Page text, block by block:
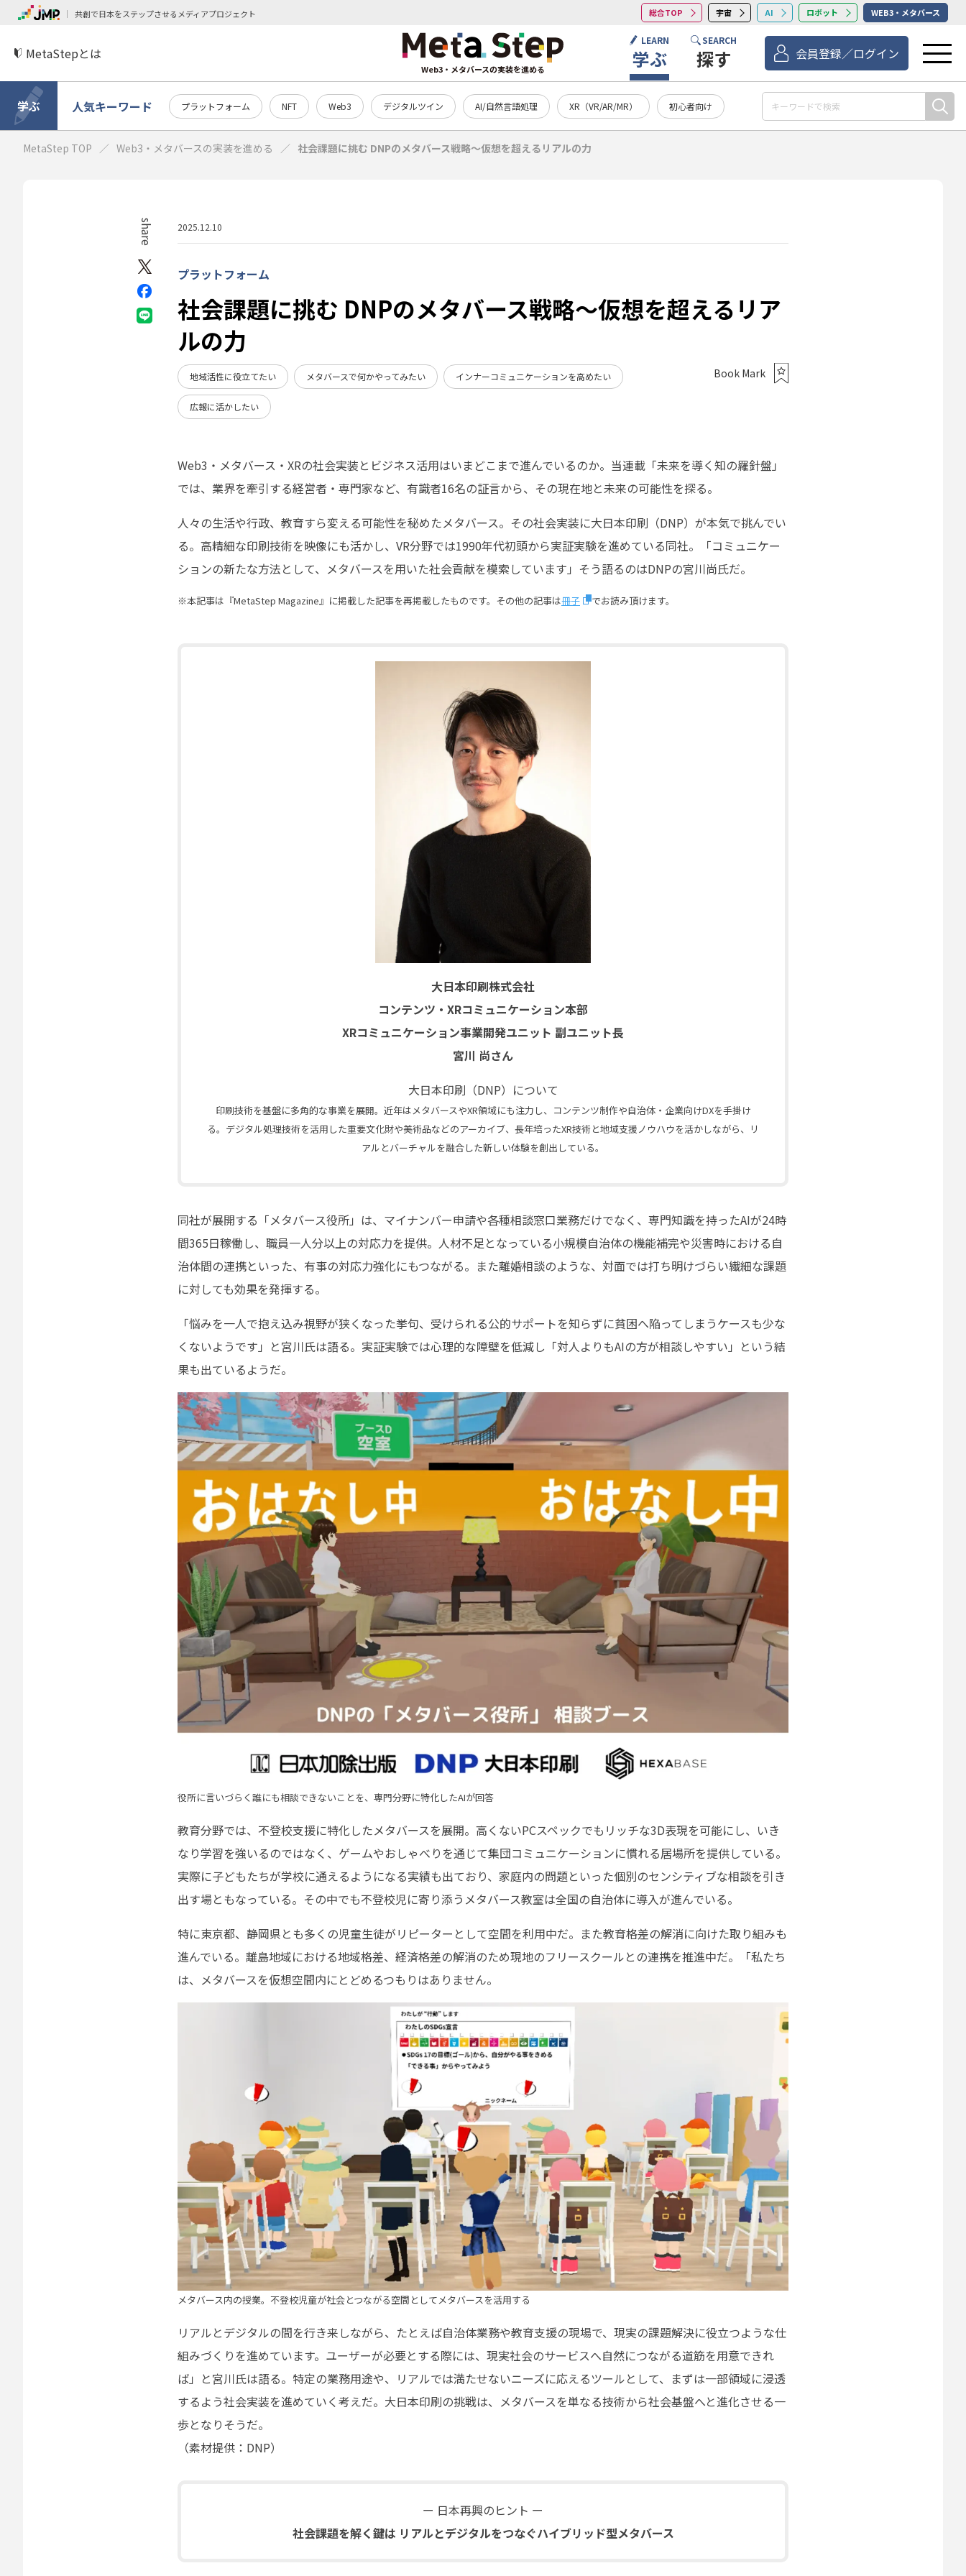
共創で日本をステップさせるメディアプロジェクト 総合TOP 宇宙 AI ロボット WEB3・メタバース
Web3・メタバースの実装を進める
MetaStepとは
LEARN
学ぶ
SEARCH
探す 会員登録／ログイン
学ぶ 人気キーワード プラットフォーム NFT Web3 デジタルツイン AI/自然言語処理 XR（VR/AR/MR） 初心者向け
MetaStep TOP Web3・メタバースの実装を進める 社会課題に挑む DNPのメタバース戦略～仮想を超えるリアルの力
2025.12.10
プラットフォーム
社会課題に挑む DNPのメタバース戦略～仮想を超えるリア
ルの力
地域活性に役立てたい メタバースで何かやってみたい インナーコミュニケーションを高めたい
広報に活かしたい
Book Mark
Web3・メタバース・XRの社会実装とビジネス活用はいまどこまで進んでいるのか。当連載「未来を導く知の羅針盤」
では、業界を牽引する経営者・専門家など、有識者16名の証言から、その現在地と未来の可能性を探る。
人々の生活や行政、教育すら変える可能性を秘めたメタバース。その社会実装に大日本印刷（DNP）が本気で挑んでい
る。高精細な印刷技術を映像にも活かし、VR分野では1990年代初頭から実証実験を進めている同社。「コミュニケー
ションの新たな方法として、メタバースを用いた社会貢献を模索しています」そう語るのはDNPの宮川尚氏だ。
※本記事は『MetaStep Magazine』に掲載した記事を再掲載したものです。その他の記事は冊子 でお読み頂けます。
大日本印刷株式会社
コンテンツ・XRコミュニケーション本部
XRコミュニケーション事業開発ユニット 副ユニット長
宮川 尚さん
大日本印刷（DNP）について
印刷技術を基盤に多角的な事業を展開。近年はメタバースやXR領域にも注力し、コンテンツ制作や自治体・企業向けDXを手掛け
る。デジタル処理技術を活用した重要文化財や美術品などのアーカイブ、長年培ったXR技術と地域支援ノウハウを活かしながら、リ
アルとバーチャルを融合した新しい体験を創出している。
同社が展開する「メタバース役所」は、マイナンバー申請や各種相談窓口業務だけでなく、専門知識を持ったAIが24時
間365日稼働し、職員一人分以上の対応力を提供。人材不足となっている小規模自治体の機能補完や災害時における自
治体間の連携といった、有事の対応力強化にもつながる。また離婚相談のような、対面では打ち明けづらい繊細な課題
に対しても効果を発揮する。
「悩みを一人で抱え込み視野が狭くなった挙句、受けられる公的サポートを知らずに貧困へ陥ってしまうケースも少な
くないようです」と宮川氏は語る。実証実験では心理的な障壁を低減し「対人よりもAIの方が相談しやすい」という結
果も出ているようだ。
役所に言いづらく誰にも相談できないことを、専門分野に特化したAIが回答
教育分野では、不登校支援に特化したメタバースを展開。高くないPCスペックでもリッチな3D表現を可能にし、いき
なり学習を強いるのではなく、ゲームやおしゃべりを通じて集団コミュニケーションに慣れる居場所を提供している。
実際に子どもたちが学校に通えるようになる実績も出ており、家庭内の問題といった個別のセンシティブな相談を引き
出す場ともなっている。その中でも不登校児に寄り添うメタバース教室は全国の自治体に導入が進んでいる。
特に東京都、静岡県とも多くの児童生徒がリピーターとして空間を利用中だ。また教育格差の解消に向けた取り組みも
進んでいる。離島地域における地域格差、経済格差の解消のため現地のフリースクールとの連携を推進中だ。「私たち
は、メタバースを仮想空間内にとどめるつもりはありません。
メタバース内の授業。不登校児童が社会とつながる空間としてメタバースを活用する
リアルとデジタルの間を行き来しながら、たとえば自治体業務や教育支援の現場で、現実の課題解決に役立つような仕
組みづくりを進めています。ユーザーが必要とする際には、現実社会のサービスへ自然につながる道筋を用意できれ
ば」と宮川氏は語る。特定の業務用途や、リアルでは満たせないニーズに応えるツールとして、まずは一部領域に浸透
するよう社会実装を進めていく考えだ。大日本印刷の挑戦は、メタバースを単なる技術から社会基盤へと進化させる一
歩となりそうだ。
（素材提供：DNP）
ー 日本再興のヒント ー
社会課題を解く鍵は リアルとデジタルをつなぐハイブリッド型メタバース
share